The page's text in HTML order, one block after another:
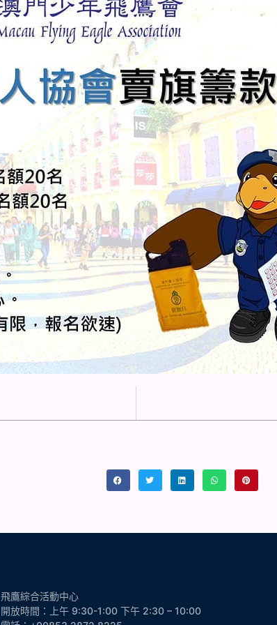
飛鷹綜合活動中心
開放時間：上午 9:30-1:00 下午 2:30 – 10:00